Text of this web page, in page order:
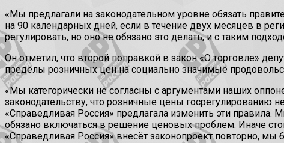
«Мы предлагали на законодательном уровне обязать
на 90 календарных дней, если в течение двух месяцев в
регулировать, но оно не обязано это делать, и с таким
Он отметил, что второй поправкой в закон «О торговле»
пределы розничных цен на социально значимые
«Мы категорически не согласны с аргументами наших
законодательству, что розничные цены
«Справедливая Россия» предлагала изменить эти
обязано включаться в решение ценовых проблем. Иначе
«Справедливая Россия» внесёт законопроект повторно,